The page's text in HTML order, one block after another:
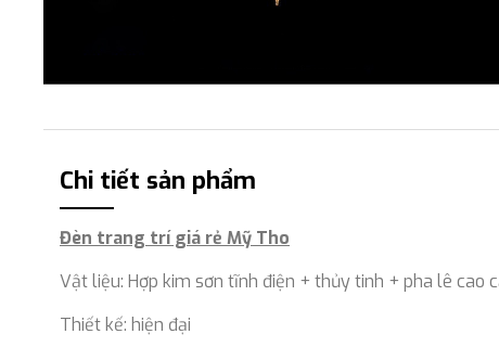
Chi tiết sản phẩm
Đèn trang trí giá rẻ Mỹ Tho
Vật liệu: Hợp kim sơn tĩnh điện + thủy tinh + pha lê cao
Thiết kế: hiện đại